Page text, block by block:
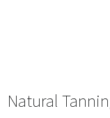
Natural